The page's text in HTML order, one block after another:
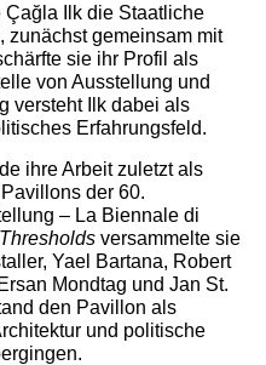
Ilk die Staatliche
zunächst gemeinsam mit
sie ihr Profil als
von Ausstellung und
versteht Ilk dabei als
Erfahrungsfeld.
ihre Arbeit zuletzt als
der 60.
– La Biennale di
Thresholdsversammelte sie
Yael Bartana, Robert
Mondtag und Jan St.
den Pavillon als
und politische